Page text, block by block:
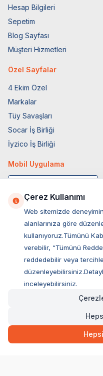
407,20
Hesap Bilgileri
Sepetim
Blog Sayfası
Müşteri Hizmetleri
Özel Sayfalar
4 Ekim Özel
Markalar
Tüy Savaşları
Socar İş Birliği
İyzico İş Birliği
Mobil Uygulama
Müşteri Hizmetleri
Ovacık Mah. Hacıoğlu Sok.
Müşteri Destek Hattı
Çerez Kullanımı
Web sitemizde
alanlarınıza göre
kullanıyoruz.Tümünü
verebilir, “Tümünü
reddedebilir veya
inceleyebilirsiniz.